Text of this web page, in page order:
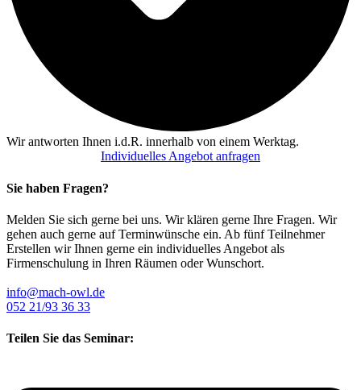
Wir antworten Ihnen i.d.R. innerhalb von einem Werktag.
Individuelles Angebot anfragen
Sie haben Fragen?
Melden Sie sich gerne bei uns. Wir klären gerne Ihre Fragen. Wir
gehen auch gerne auf Terminwünsche ein. Ab fünf Teilnehmer
Erstellen wir Ihnen gerne ein individuelles Angebot als
Firmenschulung in Ihren Räumen oder Wunschort.
info@mach-owl.de
052 21/93 36 33
Teilen Sie das Seminar: